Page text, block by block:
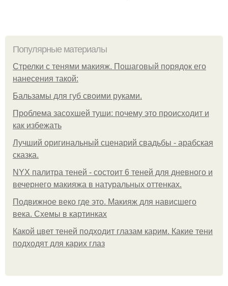
Популярные материалы
Стрелки с тенями макияж. Пошаговый порядок его
нанесения такой:
Бальзамы для губ своими руками.
Проблема засохшей туши: почему это происходит и
как избежать
Лучший оригинальный сценарий свадьбы - арабская
сказка.
NYX палитра теней - состоит 6 теней для дневного и
вечернего макияжа в натуральных оттенках.
Подвижное веко где это. Макияж для нависшего
века. Схемы в картинках
Какой цвет теней подходит глазам карим. Какие тени
подходят для карих глаз